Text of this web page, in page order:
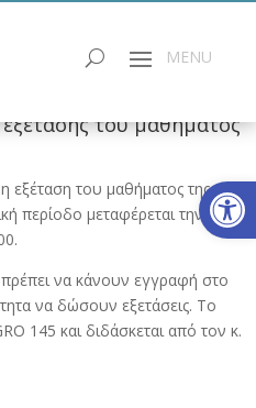
του μαθήματος
εξέταση του μαθήματος της
περίοδο μεταφέρεται την
πρέπει να κάνουν εγγραφή στο
να δώσουν εξετάσεις. Το
145 και διδάσκεται από τον κ.